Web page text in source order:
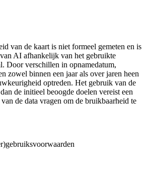
van de kaart is niet formeel gemeten en is
AI afhankelijk van het gebruikte
Door verschillen in opnamedatum,
zowel binnen een jaar als over jaren heen
optreden. Het gebruik van de
de initieel beoogde doelen vereist een
de data vragen om de bruikbaarheid te